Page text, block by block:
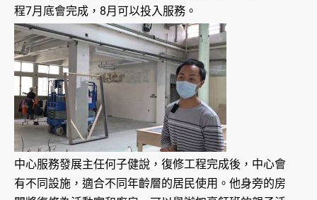
程7月底會完成，8月可以投入服務。
中心服務發展主任何子健說，復修工程完成後，中心會
有不同設施，適合不同年齡層的居民使用。他身旁的房